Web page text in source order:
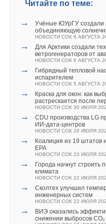
Читайте по теме:
→
Учёные ЮУрГУ создали
объединяющую
НОВОСТИ СОК 6 АВГУСТА
→
Для Арктики создали
ветрогенераторов от
НОВОСТИ СОК 6 АВГУСТА
→
Гибридный тепловой
испарителем
НОВОСТИ СОК 5 АВГУСТА
→
Краска для окон: как
растрескается после
НОВОСТИ СОК 30 ИЮЛЯ
→
CDU производства LG
ИИ-дата-центров
НОВОСТИ СОК 28 ИЮЛЯ
→
Коалиция из 19 штатов
EPA
НОВОСТИ СОК 23 ИЮЛЯ
→
Города начнут строить
климата
НОВОСТИ СОК 22 ИЮЛЯ
→
Сколтех улучшил
инженерных систем
НОВОСТИ СОК 22 ИЮЛЯ
→
ВИЭ оказались
снижении выбросов CO₂
Дополнительная
Посещение конференции
мероприятия будет
Оргкомитет мероприятия:
«Зеленый Киловатт»
Контакты:
Aeromine собирается
с конкретным
привлекла 9 млн долларов
Необычный двухлопасной
разработали в Голландии.
турбина без сложных
обходится дешевле и
ИСТОЧНИК:
Читайте по теме:
В апартаментах есть
(источник: Lars Petter
Для обогрева или
от сезона используются
→
НОВОСТИ СОК 29 ИЮНЯ
В Китае реализован
производства водорода
НОВОСТИ СОК 17 ИЮНЯ
Водородная энергетика
рынка 1970-х годов
НОВОСТИ СОК 15 ИЮНЯ
В Испании нашли способ
производства «зеленой»
НОВОСТИ СОК 10 ИЮНЯ
В КНР реализован
сжигания зеленого
НОВОСТИ СОК 10 ИЮНЯ
Новый кобальтовый
при 350 °C
НОВОСТИ СОК 3 ИЮНЯ 2026
Ученые РФ и Израиля
материал для
НОВОСТИ СОК 15 МАЯ 2026